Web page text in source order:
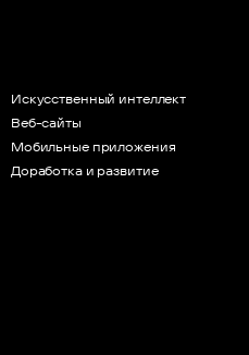
Искусственный интеллект
Веб-сайты
Мобильные приложения
Доработка и развитие